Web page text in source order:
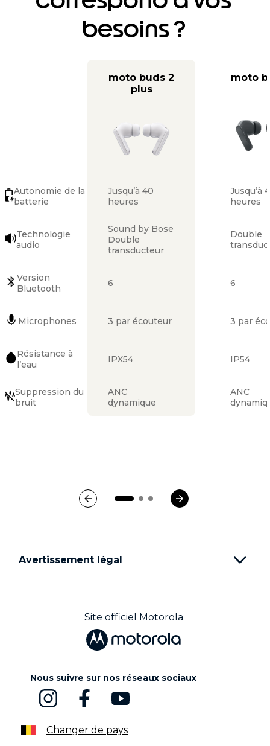
besoins ?
Autonomie de la
batterie
Technologie
audio
Version
Bluetooth
Microphones
Résistance à
l’eau
Suppression du
bruit
moto buds 2
plus
Jusqu’à 40
heures
Sound by Bose
Double
transducteur
6
3 par écouteur
IPX54
ANC
dynamique
moto
Jusqu’à
heures
Double
6
3 par
IP54
ANC
Avertissement légal
Site officiel Motorola
Nous suivre sur nos réseaux sociaux
Changer de pays